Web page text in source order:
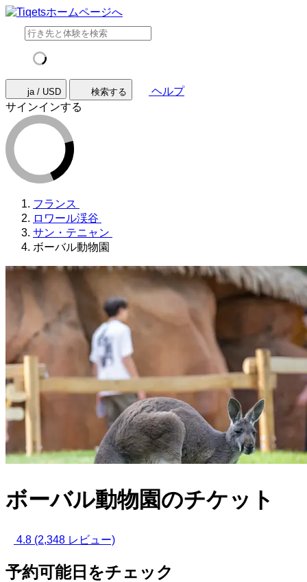
ja / USD 検索する
ヘルプ
サインインする
フランス
ロワール渓谷
サン・テニャン
ボーバル動物園
ボーバル動物園のチケット
4.8 (2,348 レビュー)
予約可能日をチェック